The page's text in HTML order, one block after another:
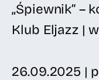
„Śpiewnik” –
Klub Eljazz |
26.09.2025 |